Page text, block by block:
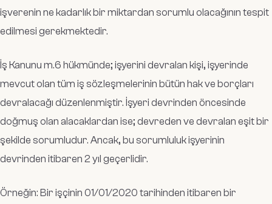
işverenin ne kadarlık bir miktardan sorumlu olacağının tespit
edilmesi gerekmektedir.
İş Kanunu m.6 hükmünde; işyerini devralan kişi, işyerinde
mevcut olan tüm iş sözleşmelerinin bütün hak ve borçları
devralacağı düzenlenmiştir. İşyeri devrinden öncesinde
doğmuş olan alacaklardan ise; devreden ve devralan eşit bir
şekilde sorumludur. Ancak, bu sorumluluk işyerinin
devrinden itibaren 2 yıl geçerlidir.
Örneğin: Bir işçinin 01/01/2020 tarihinden itibaren bir